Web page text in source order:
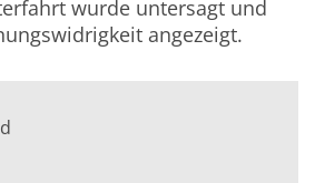
wurde untersagt und
angezeigt.